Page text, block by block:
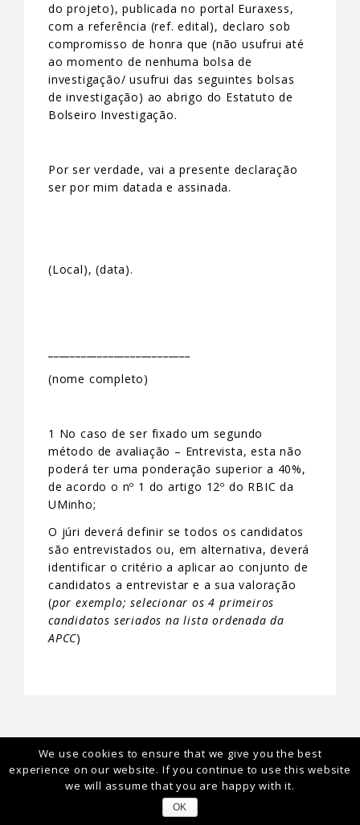
do projeto), publicada no portal Euraxess,
com a referência (ref. edital), declaro sob
compromisso de honra que (não usufrui até
ao momento de nenhuma bolsa de
investigação/ usufrui das seguintes bolsas
de investigação) ao abrigo do Estatuto de
Bolseiro Investigação.
Por ser verdade, vai a presente declaração
ser por mim datada e assinada.
(Local), (data).
(nome completo)
1 No caso de ser fixado um segundo
método de avaliação – Entrevista, esta não
poderá ter uma ponderação superior a 40%,
de acordo o nº 1 do artigo 12º do RBIC da
UMinho;
O júri deverá definir se todos os candidatos
são entrevistados ou, em alternativa, deverá
identificar o critério a aplicar ao conjunto de
candidatos a entrevistar e a sua valoração
(por exemplo; selecionar os 4 primeiros
candidatos seriados na lista ordenada da
APCC)
We use cookies to ensure that we give you the best
experience on our website. If you continue to use this website
we will assume that you are happy with it.
OK